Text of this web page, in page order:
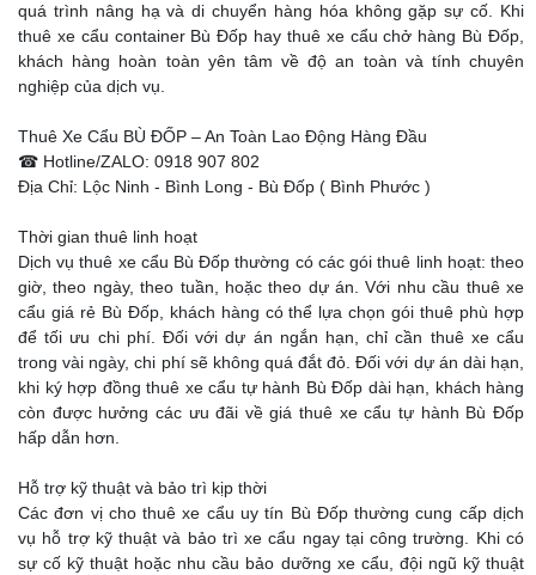
quá trình nâng hạ và di chuyển hàng hóa không gặp sự cố. Khi
thuê xe cẩu container Bù Đốp hay thuê xe cẩu chở hàng Bù Đốp,
khách hàng hoàn toàn yên tâm về độ an toàn và tính chuyên
nghiệp của dịch vụ.
Thuê Xe Cẩu BÙ ĐỐP – An Toàn Lao Động Hàng Đầu
☎ Hotline/ZALO: 0918 907 802
Địa Chỉ: Lộc Ninh - Bình Long - Bù Đốp ( Bình Phước )
Thời gian thuê linh hoạt
Dịch vụ thuê xe cẩu Bù Đốp thường có các gói thuê linh hoạt: theo
giờ, theo ngày, theo tuần, hoặc theo dự án. Với nhu cầu thuê xe
cẩu giá rẻ Bù Đốp, khách hàng có thể lựa chọn gói thuê phù hợp
để tối ưu chi phí. Đối với dự án ngắn hạn, chỉ cần thuê xe cẩu
trong vài ngày, chi phí sẽ không quá đắt đỏ. Đối với dự án dài hạn,
khi ký hợp đồng thuê xe cẩu tự hành Bù Đốp dài hạn, khách hàng
còn được hưởng các ưu đãi về giá thuê xe cẩu tự hành Bù Đốp
hấp dẫn hơn.
Hỗ trợ kỹ thuật và bảo trì kịp thời
Các đơn vị cho thuê xe cẩu uy tín Bù Đốp thường cung cấp dịch
vụ hỗ trợ kỹ thuật và bảo trì xe cẩu ngay tại công trường. Khi có
sự cố kỹ thuật hoặc nhu cầu bảo dưỡng xe cẩu, đội ngũ kỹ thuật